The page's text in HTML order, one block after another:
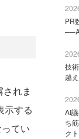
れま
示する
てい
PR
技
越
AI
ち
ク